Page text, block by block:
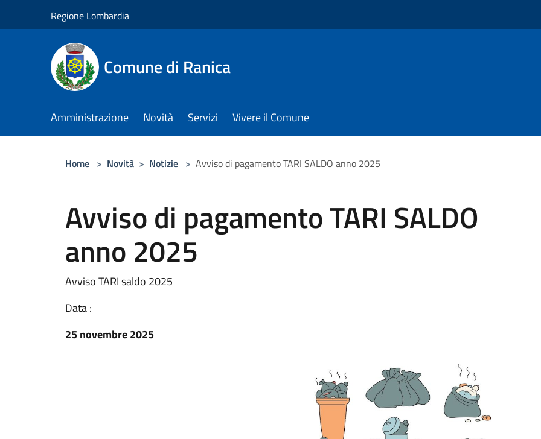
Regione Lombardia
Comune di Ranica
Amministrazione Novità Servizi Vivere il Comune
Home > Novità > Notizie > Avviso di pagamento TARI SALDO anno 2025
Avviso di pagamento TARI SALDO
anno 2025
Avviso TARI saldo 2025
Data :
25 novembre 2025